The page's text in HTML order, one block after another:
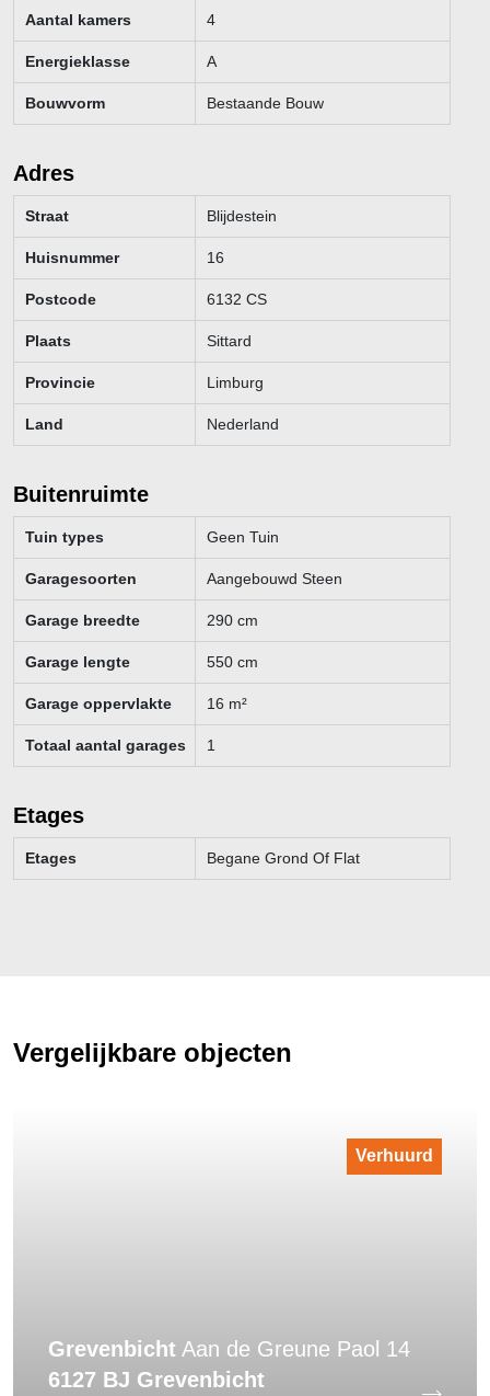
Aantal kamers 4
Energieklasse A
Bouwvorm Bestaande Bouw
Adres
Straat Blijdestein
Huisnummer 16
Postcode 6132 CS
Plaats Sittard
Provincie Limburg
Land Nederland
Buitenruimte
Tuin types Geen Tuin
Garagesoorten Aangebouwd Steen
Garage breedte 290 cm
Garage lengte 550 cm
Garage oppervlakte 16 m²
Totaal aantal garages 1
Etages
Etages Begane Grond Of Flat
Vergelijkbare objecten
Grevenbicht Aan de Greune Paol 14
6127 BJ Grevenbicht
Verhuurd